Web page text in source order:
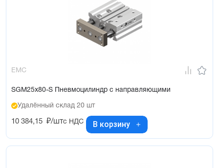
EMC
SGM25x80-S Пневмоцилиндр с направляющими
Удалённый склад 20 шт
10 384,15 ₽/штс НДС В корзину